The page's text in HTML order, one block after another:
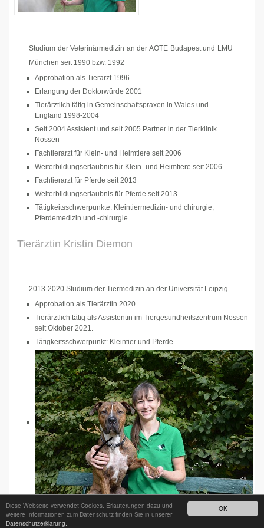
OK
Diese Webseite verwendet Cookies. Erläuterungen dazu und
weitere Informationen zum Datenschutz finden Sie in unserer
Datenschutzerklärung.
Studium der Veterinärmedizin an der AOTE Budapest und LMU
München seit 1990 bzw. 1992
Approbation als Tierarzt 1996
Erlangung der Doktorwürde 2001
Tierärztlich tätig in Gemeinschaftspraxen in Wales und
England 1998-2004
Seit 2004 Assistent und seit 2005 Partner in der Tierklinik
Nossen
Fachtierarzt für Klein- und Heimtiere seit 2006
Weiterbildungserlaubnis für Klein- und Heimtiere seit 2006
Fachtierarzt für Pferde seit 2013
Weiterbildungserlaubnis für Pferde seit 2013
Tätigkeitsschwerpunkte: Kleintiermedizin- und chirurgie,
Pferdemedizin und -chirurgie
Tierärztin Kristin Diemon
2013-2020 Studium der Tiermedizin an der Universität Leipzig.
Approbation als Tierärztin 2020
Tierärztlich tätig als Assistentin im Tiergesundheitszentrum Nossen
seit Oktober 2021.
Tätigkeitsschwerpunkt: Kleintier und Pferde
24h - Bereitschaftsdienst unter